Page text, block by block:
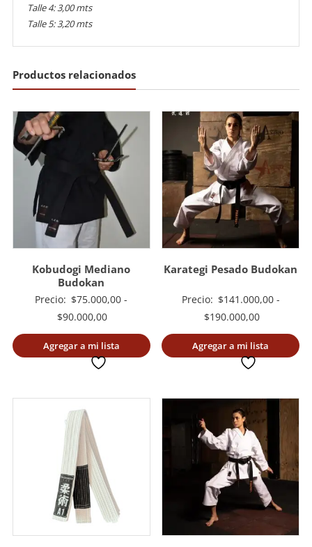
Talle 4: 3,00 mts
Talle 5: 3,20 mts
Productos relacionados
Kobudogi Mediano
Budokan
Precio: $75.000,00 -
$90.000,00Rango
de
precios:
hasta
Agregar a mi lista
Karategi Pesado Budokan
Precio: $141.000,00 -
$190.000,00Rango
de
precios:
hasta
Agregar a mi lista